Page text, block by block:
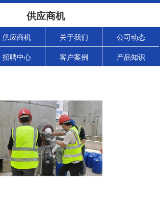
供应商机
供应商机 关于我们 公司动态
招聘中心 客户案例 产品知识